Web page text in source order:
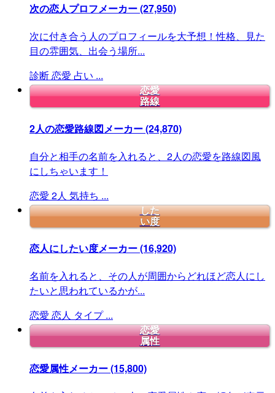
次の恋人プロフメーカー(27,950)
次に付き合う人のプロフィールを大予想！性格、見た
目の雰囲気、出会う場所...
診断恋愛 占い ...
恋愛
路線
2人の恋愛路線図メーカー(24,870)
自分と相手の名前を入れると、2人の恋愛を路線図風
にしちゃいます！
恋愛 2人 気持ち ...
した
い度
恋人にしたい度メーカー(16,920)
名前を入れると、その人が周囲からどれほど恋人にし
たいと思われているかが...
恋愛 恋人 タイプ ...
恋愛
属性
恋愛属性メーカー(15,800)